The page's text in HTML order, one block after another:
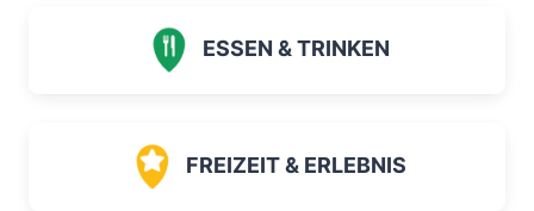
ESSEN & TRINKEN
FREIZEIT & ERLEBNIS